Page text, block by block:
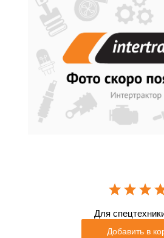
Для
Добавить в